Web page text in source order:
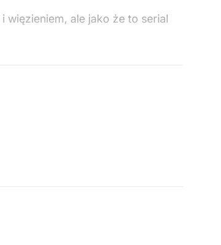
więzieniem, ale jako że to serial